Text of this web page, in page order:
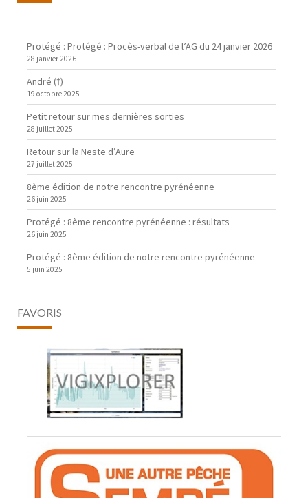
Protégé : Protégé : Procès-verbal de l’AG du 24 janvier 2026
28 janvier 2026
André (†)
19 octobre 2025
Petit retour sur mes dernières sorties
28 juillet 2025
Retour sur la Neste d’Aure
27 juillet 2025
8ème édition de notre rencontre pyrénéenne
26 juin 2025
Protégé : 8ème rencontre pyrénéenne : résultats
26 juin 2025
Protégé : 8ème édition de notre rencontre pyrénéenne
5 juin 2025
FAVORIS